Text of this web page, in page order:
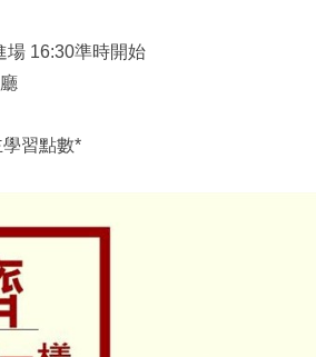
場 16:30準時開始
習點數*